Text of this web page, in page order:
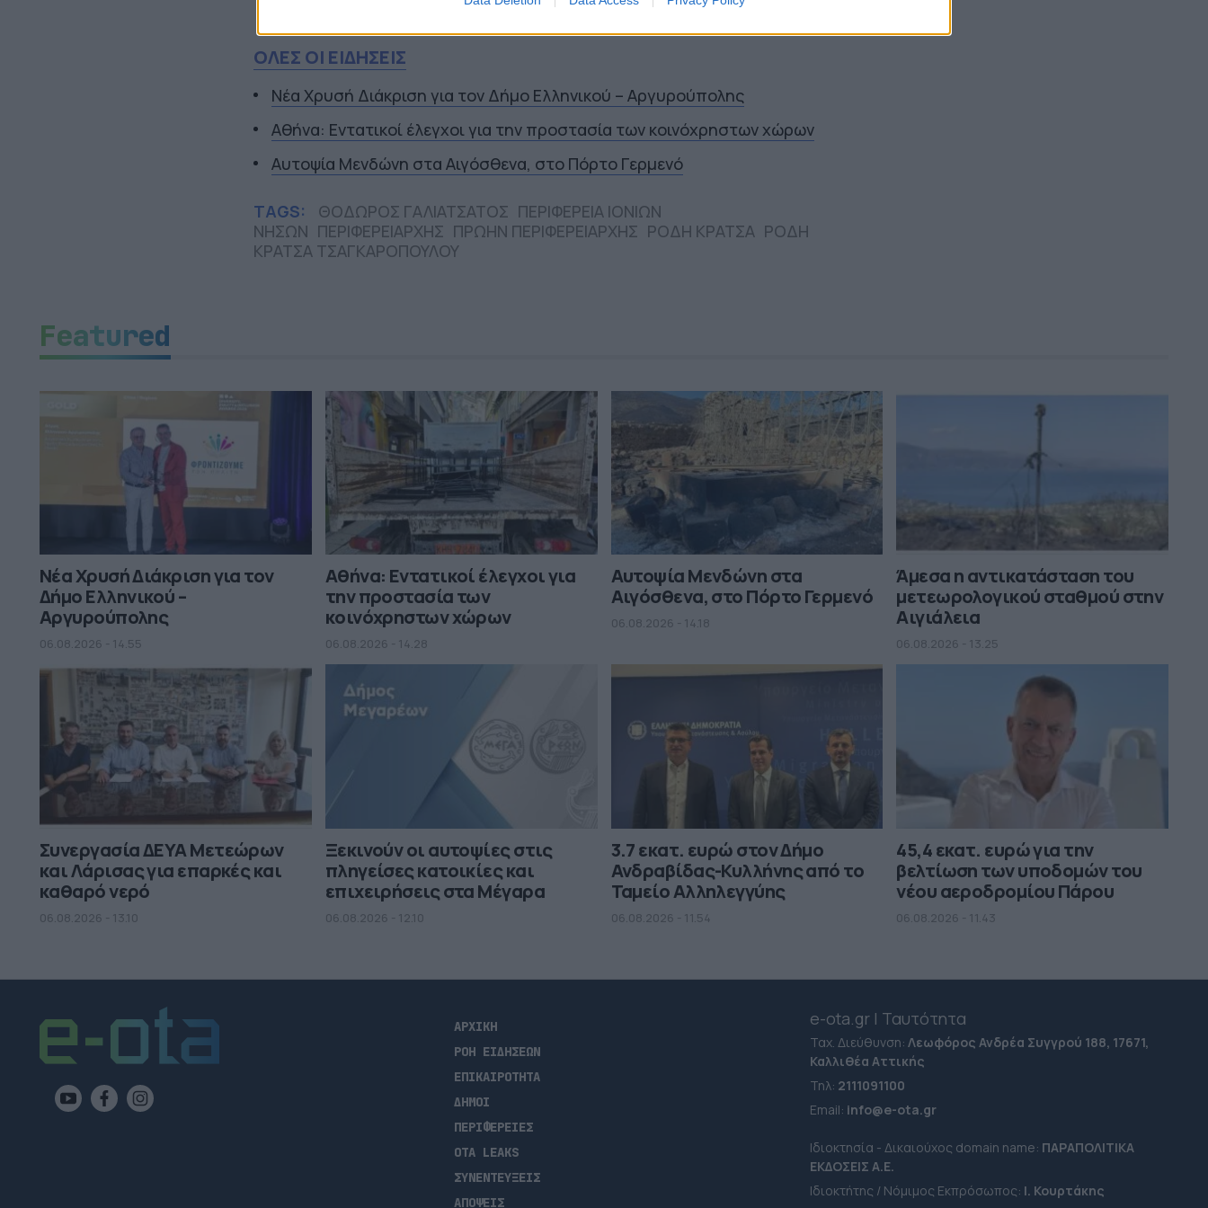
ΟΛΕΣ ΟΙ ΕΙΔΗΣΕΙΣ
Νέα Χρυσή Διάκριση για τον Δήμο Ελληνικού – Αργυρούπολης
Αθήνα: Εντατικοί έλεγχοι για την προστασία των κοινόχρηστων χώρων
Αυτοψία Μενδώνη στα Αιγόσθενα, στο Πόρτο Γερμενό
TAGS: ΘΟΔΩΡΟΣ ΓΑΛΙΑΤΣΑΤΟΣ ΠΕΡΙΦΕΡΕΙΑ ΙΟΝΙΩΝ
ΝΗΣΩΝ ΠΕΡΙΦΕΡΕΙΑΡΧΗΣ ΠΡΩΗΝ ΠΕΡΙΦΕΡΕΙΑΡΧΗΣ ΡΟΔΗ ΚΡΑΤΣΑ ΡΟΔΗ
ΚΡΑΤΣΑ ΤΣΑΓΚΑΡΟΠΟΥΛΟΥ
είναι άλλο αιχμάλωτη του
Featured
Νέα Χρυσή Διάκριση για τον
Δήμο Ελληνικού –
Αργυρούπολης
06.08.2026 - 14.55
Αθήνα: Εντατικοί έλεγχοι για
την προστασία των
κοινόχρηστων χώρων
06.08.2026 - 14.28
Αυτοψία Μενδώνη στα
Αιγόσθενα, στο Πόρτο Γερμενό
06.08.2026 - 14.18
Άμεσα η αντικατάσταση του
μετεωρολογικού σταθμού στην
Αιγιάλεια
06.08.2026 - 13.25
Συνεργασία ΔΕΥΑ Μετεώρων
και Λάρισας για επαρκές και
καθαρό νερό
06.08.2026 - 13.10
Ξεκινούν οι αυτοψίες στις
πληγείσες κατοικίες και
επιχειρήσεις στα Μέγαρα
06.08.2026 - 12.10
3.7 εκατ. ευρώ στον Δήμο
Ανδραβίδας-Κυλλήνης από το
Ταμείο Αλληλεγγύης
06.08.2026 - 11.54
45,4 εκατ. ευρώ για την
βελτίωση των υποδομών του
νέου αεροδρομίου Πάρου
06.08.2026 - 11.43
ΑΡΧΙΚΗ
ΡΟΗ ΕΙΔΗΣΕΩΝ
ΕΠΙΚΑΙΡΟΤΗΤΑ
ΔΗΜΟΙ
ΠΕΡΙΦΕΡΕΙΕΣ
OTA LEAKS
ΣΥΝΕΝΤΕΥΞΕΙΣ
ΑΠΟΨΕΙΣ
e-ota.gr | Ταυτότητα
Ταχ. Διεύθυνση:Λεωφόρος Ανδρέα Συγγρού 188, 17671,
Καλλιθέα Αττικής
Τηλ: 2111091100
Εmail: info@e-ota.gr
Ιδιοκτησία - Δικαιούχος domain name: ΠΑΡΑΠΟΛΙΤΙΚΑ
ΕΚΔΟΣΕΙΣ A.E.
Ιδιοκτήτης / Νόμιμος Εκπρόσωπος: Ι. Κουρτάκης